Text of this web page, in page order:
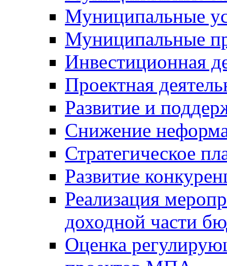
Муниципальные
Муниципальные
Инвестиционная
Проектная
Развитие и
Снижение
Стратегическое
Развитие
Реализация
доходной части
Оценка